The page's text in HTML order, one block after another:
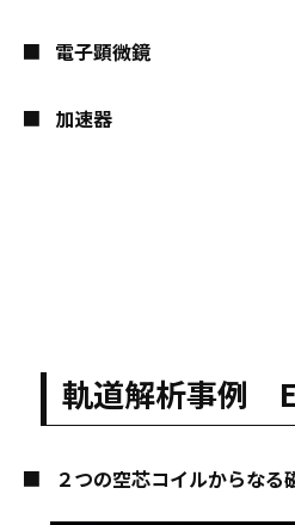
電子顕微鏡
加速器
軌道解析事例
２つの空芯コイルからなる